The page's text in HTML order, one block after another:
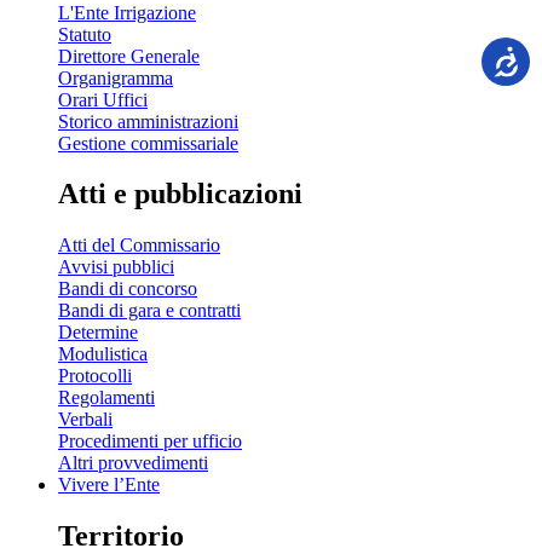
L'Ente Irrigazione
Statuto
Direttore Generale
Organigramma
Orari Uffici
Storico amministrazioni
Gestione commissariale
Atti e pubblicazioni
Atti del Commissario
Avvisi pubblici
Bandi di concorso
Bandi di gara e contratti
Determine
Modulistica
Protocolli
Regolamenti
Verbali
Procedimenti per ufficio
Altri provvedimenti
Vivere l’Ente
Territorio